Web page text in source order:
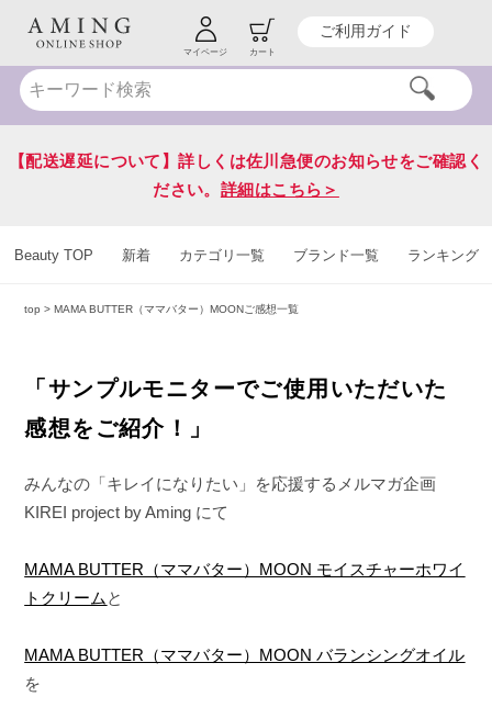
マイページ カート
ご利用ガイド
HOT KEY WORD #Yunth #紫外線対策 #送料無料
【配送遅延について】詳しくは佐川急便のお知らせをご確認く
ださい。 詳細はこちら＞
Beauty TOP 新着 カテゴリ一覧 ブランド一覧 ランキング
top > MAMA BUTTER（ママバター）MOONご感想一覧
「サンプルモニターでご使用いただいた
感想をご紹介！」
みんなの「キレイになりたい」を応援するメルマガ企画
KIREI project by Aming にて
MAMA BUTTER（ママバター）MOON モイスチャーホワイ
トクリーム と
MAMA BUTTER（ママバター）MOON バランシングオイル
を